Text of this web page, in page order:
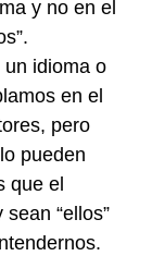
y no en el
idioma o
en el
pero
pueden
que el
“ellos”